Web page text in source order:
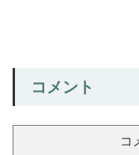
コメント
コ